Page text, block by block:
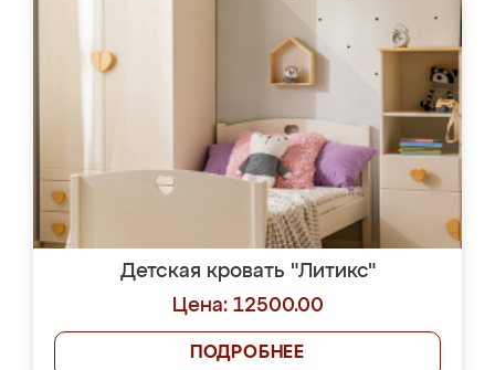
Детская кровать "Литикс"
Цена: 12500.00
ПОДРОБНЕЕ